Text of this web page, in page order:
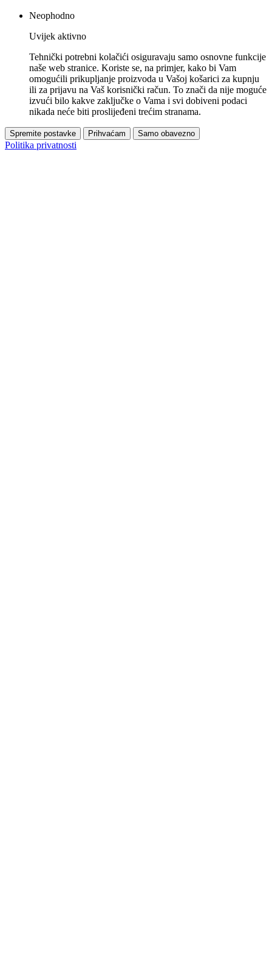
Neophodno
Uvijek aktivno
Tehnički potrebni kolačići osiguravaju samo osnovne funkcije
naše web stranice. Koriste se, na primjer, kako bi Vam
omogućili prikupljanje proizvoda u Vašoj košarici za kupnju
ili za prijavu na Vaš korisnički račun. To znači da nije moguće
izvući bilo kakve zaključke o Vama i svi dobiveni podaci
nikada neće biti proslijeđeni trećim stranama.
Spremite postavke Prihvaćam Samo obavezno
Politika privatnosti